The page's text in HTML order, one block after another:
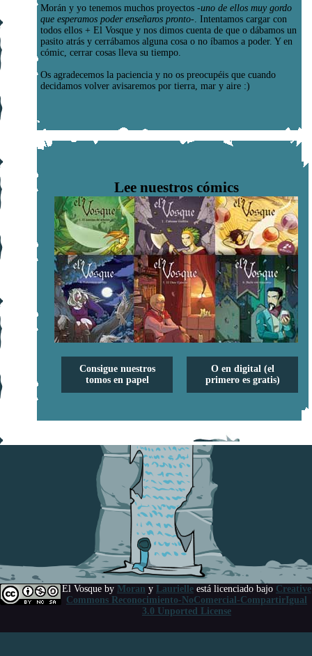
Morán y yo tenemos muchos proyectos -uno de ellos muy gordo
que esperamos poder enseñaros pronto- . Intentamos cargar con
todos ellos + El Vosque y nos dimos cuenta de que o dábamos un
pasito atrás y cerrábamos alguna cosa o no íbamos a poder. Y en
cómic, cerrar cosas lleva su tiempo.
Os agradecemos la paciencia y no os preocupéis que cuando
decidamos volver avisaremos por tierra, mar y aire :)
Lee nuestros cómics
Consigue nuestros
tomos en papel
O en digital (el
primero es gratis)
El Vosque by Moran y Laurielle está licenciado bajo Creative
Commons Reconocimiento-NoComercial-CompartirIgual
3.0 Unported License